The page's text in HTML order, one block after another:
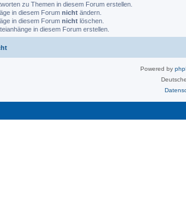
zu Themen in diesem Forum erstellen.
in diesem Forum nicht ändern.
in diesem Forum nicht löschen.
in diesem Forum erstellen.
Powered by